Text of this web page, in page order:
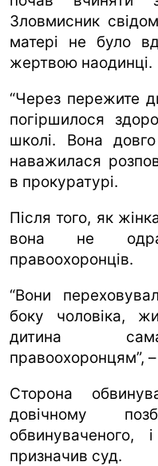
Зловмисник
матері не було
жертвою наодинці.
“Через пережите
погіршилося
школі. Вона
наважилася
в прокуратурі.
Після того, як
вона не
правоохоронців.
“Вони
боку чоловіка,
дитина сама
правоохоронцям”,
Сторона
довічному
призначив суд.